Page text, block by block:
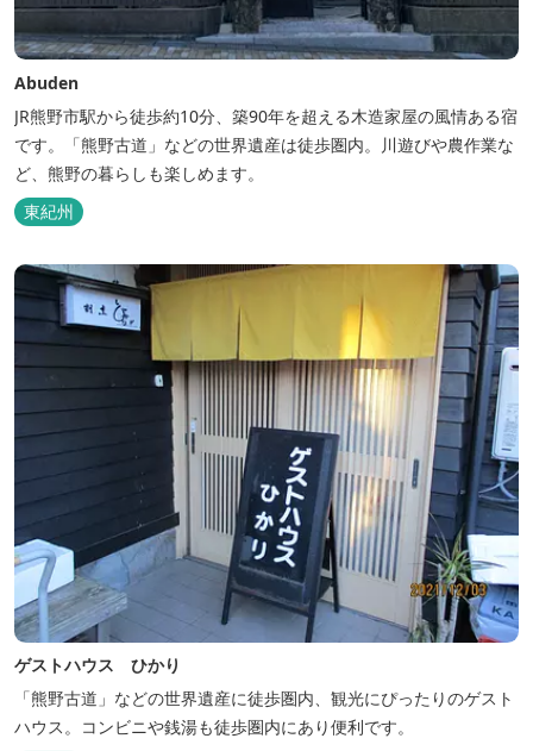
Abuden
JR熊野市駅から徒歩約10分、築90年を超える木造家屋の風情ある宿
です。「熊野古道」などの世界遺産は徒歩圏内。川遊びや農作業な
ど、熊野の暮らしも楽しめます。
東紀州
ゲストハウス ひかり
「熊野古道」などの世界遺産に徒歩圏内、観光にぴったりのゲスト
ハウス。コンビニや銭湯も徒歩圏内にあり便利です。